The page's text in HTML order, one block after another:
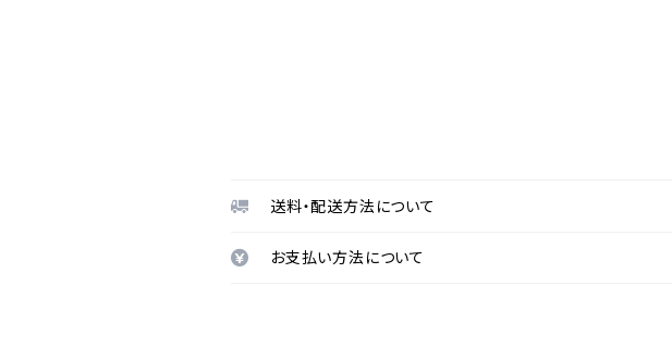
送料・配送方法について
お支払い方法について